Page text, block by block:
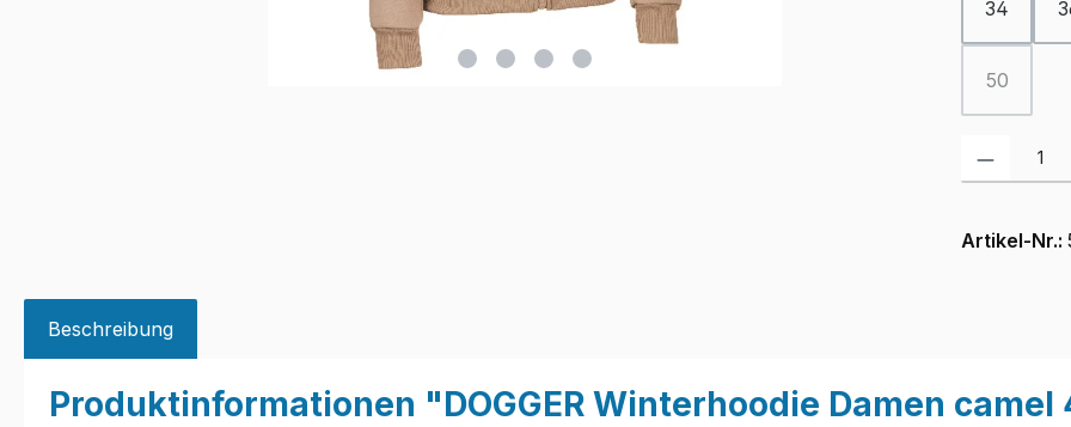
34
50
(Diese
Produkt
Artikel-Nr.:
Beschreibung
Produktinformationen "DOGGER Winterhoodie Damen camel